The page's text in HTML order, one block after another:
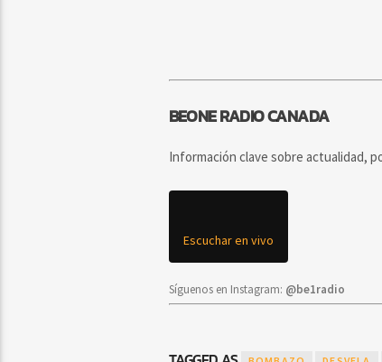
BEONE RADIO CANADA
Información clave sobre actualidad,
Escuchar en vivo
Síguenos en Instagram: @be1radio